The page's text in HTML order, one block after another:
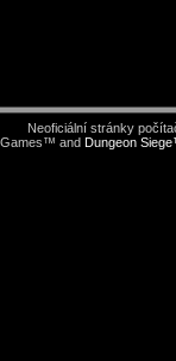
Neoficiální stránky
and Dungeon